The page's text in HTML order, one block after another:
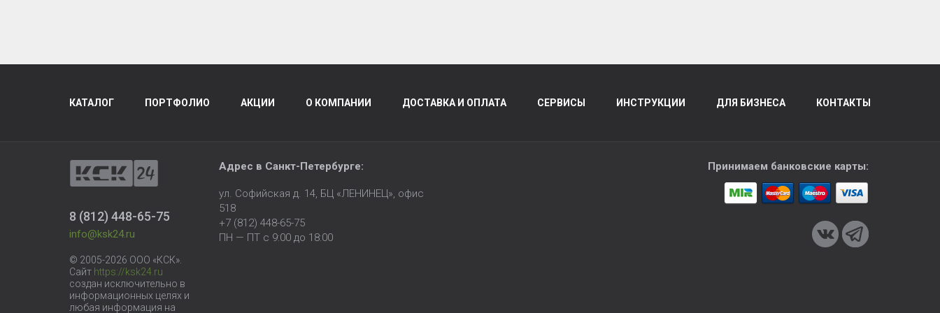
КАТАЛОГ ПОРТФОЛИО АКЦИИ О КОМПАНИИ ДОСТАВКА И ОПЛАТА СЕРВИСЫ ИНСТРУКЦИИ ДЛЯ БИЗНЕСА КОНТАКТЫ
8 (812) 448-65-75
info@ksk24.ru
© 2005-2026 ООО «КСК».
Сайт https://ksk24.ru
создан исключительно в
информационных целях и
любая информация на
Адрес в Санкт-Петербурге:
ул. Софийская д. 14, БЦ «ЛЕНИНЕЦ», офис
518
+7 (812) 448-65-75
ПН — ПТ с 9:00 до 18:00
Принимаем банковские карты: